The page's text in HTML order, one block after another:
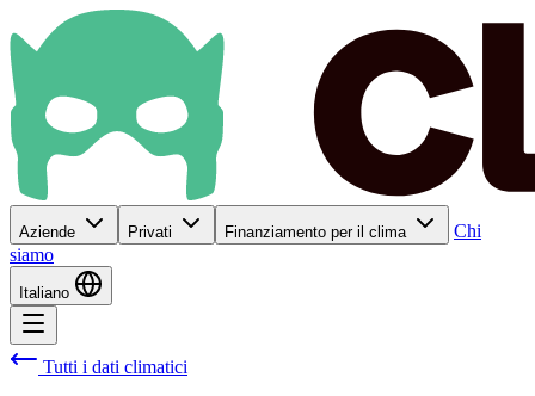
Aziende Privati Finanziamento per il clima
Chi
siamo
Italiano
Tutti i dati climatici